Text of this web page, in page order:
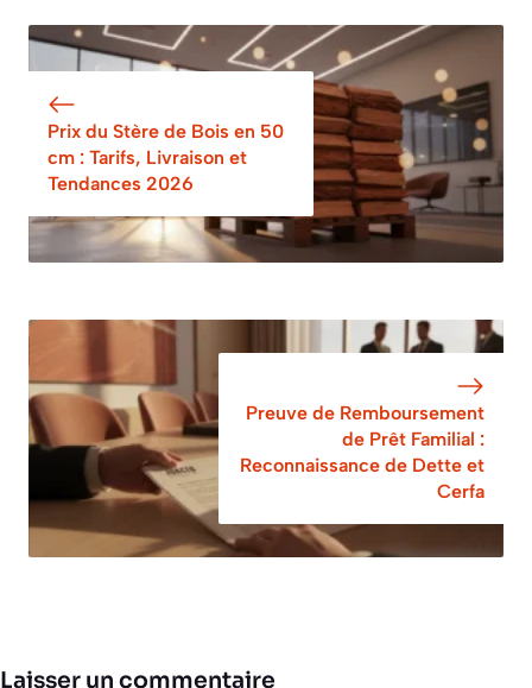
Prix du Stère de Bois en 50
cm : Tarifs, Livraison et
Tendances 2026
Preuve de Remboursement
de Prêt Familial :
Reconnaissance de Dette et
Cerfa
Laisser un commentaire